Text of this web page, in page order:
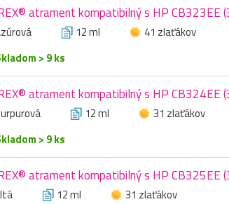
atrament kompatibilný s HP CB323EE
12 ml
41 zlaťákov
> 9 ks
atrament kompatibilný s HP CB324EE
12 ml
31 zlaťákov
> 9 ks
atrament kompatibilný s HP CB325EE
12 ml
31 zlaťákov